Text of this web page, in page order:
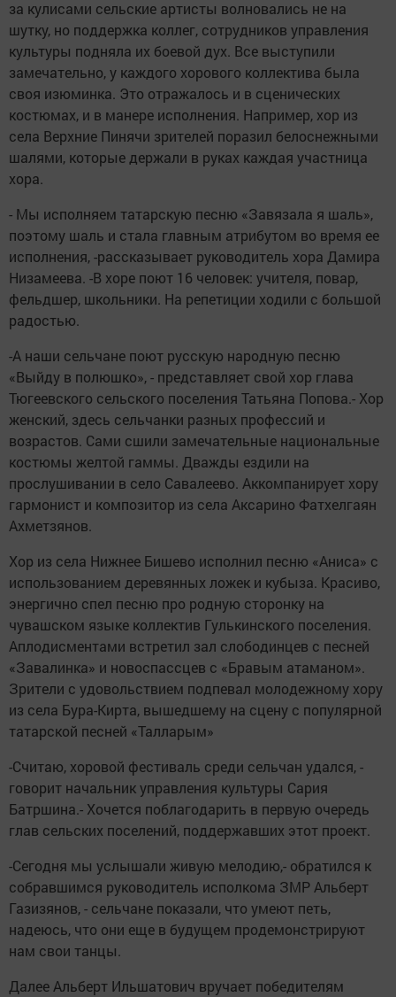
за кулисами сельские артисты волновались не на
шутку, но поддержка коллег, сотрудников управления
культуры подняла их боевой дух. Все выступили
замечательно, у каждого хорового коллектива была
своя изюминка. Это отражалось и в сценических
костюмах, и в манере исполнения. Например, хор из
села Верхние Пинячи зрителей поразил белоснежными
шалями, которые держали в руках каждая участница
хора.
- Мы исполняем татарскую песню «Завязала я шаль»,
поэтому шаль и стала главным атрибутом во время ее
исполнения, -рассказывает руководитель хора Дамира
Низамеева. -В хоре поют 16 человек: учителя, повар,
фельдшер, школьники. На репетиции ходили с большой
радостью.
-А наши сельчане поют русскую народную песню
«Выйду в полюшко», - представляет свой хор глава
Тюгеевского сельского поселения Татьяна Попова.- Хор
женский, здесь сельчанки разных профессий и
возрастов. Сами сшили замечательные национальные
костюмы желтой гаммы. Дважды ездили на
прослушивании в село Савалеево. Аккомпанирует хору
гармонист и композитор из села Аксарино Фатхелгаян
Ахметзянов.
Хор из села Нижнее Бишево исполнил песню «Аниса» с
использованием деревянных ложек и кубыза. Красиво,
энергично спел песню про родную сторонку на
чувашском языке коллектив Гулькинского поселения.
Аплодисментами встретил зал слободинцев с песней
«Завалинка» и новоспассцев с «Бравым атаманом».
Зрители с удовольствием подпевал молодежному хору
из села Бура-Кирта, вышедшему на сцену с популярной
татарской песней «Талларым»
-Считаю, хоровой фестиваль среди сельчан удался, -
говорит начальник управления культуры Сария
Батршина.- Хочется поблагодарить в первую очередь
глав сельских поселений, поддержавших этот проект.
-Сегодня мы услышали живую мелодию,- обратился к
собравшимся руководитель исполкома ЗМР Альберт
Газизянов, - сельчане показали, что умеют петь,
надеюсь, что они еще в будущем продемонстрируют
нам свои танцы.
Далее Альберт Ильшатович вручает победителям